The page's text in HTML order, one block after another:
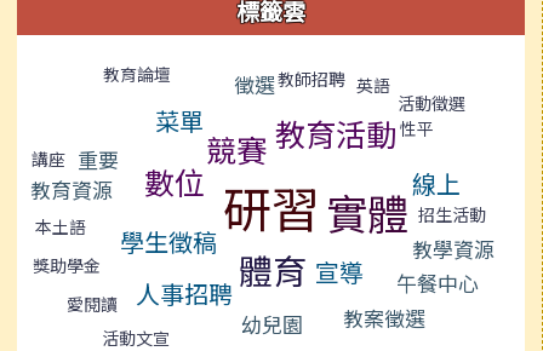
標籤雲
標籤雲導覽教育論壇 徵選教師招聘 英語
菜單
競賽教育活動
活動徵選
性平
講座 重要
教育資源
數位 研習 實體線上
本土語 學生徵稿
招生活動
獎助學金 體育
愛閱讀 人事招聘
宣導
教學資源
午餐中心
活動文宣 幼兒園 教案徵選